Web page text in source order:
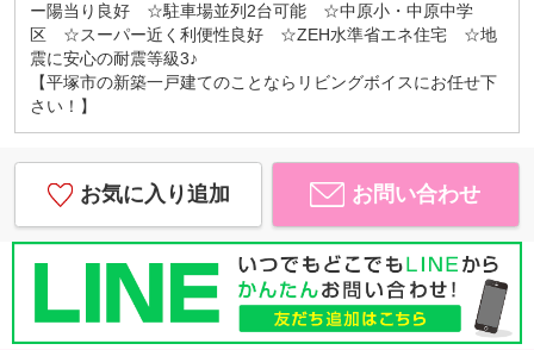
ー陽当り良好 ☆駐車場並列2台可能 ☆中原小・中原中学
区 ☆スーパー近く利便性良好 ☆ZEH水準省エネ住宅 ☆地
震に安心の耐震等級3♪
【平塚市の新築一戸建てのことならリビングボイスにお任せ下
さい！】
お気に入り追加 お問い合わせ